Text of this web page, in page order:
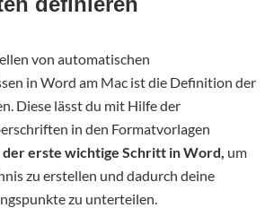
von automatischen
in Word am Mac ist die Definition der
Diese lässt du mit Hilfe der
in den Formatvorlagen
der erste wichtige Schritt in Word, um
zu erstellen und dadurch deine
zu unterteilen.